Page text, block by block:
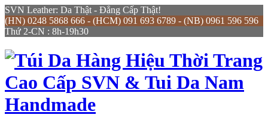
SVN Leather: Da Thật - Đẳng Cấp Thật!
(HN) 0248 5868 666 - (HCM) 091 693 6789 - (NB) 0961 596 596
Thứ 2-CN : 8h-19h30